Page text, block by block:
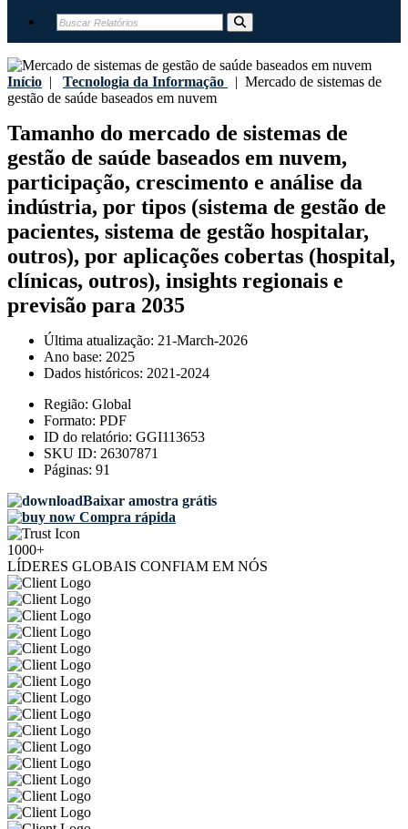
Início | Tecnologia da Informação | Mercado de sistemas de
gestão de saúde baseados em nuvem
Tamanho do mercado de sistemas de
gestão de saúde baseados em nuvem,
participação, crescimento e análise da
indústria, por tipos (sistema de gestão de
pacientes, sistema de gestão hospitalar,
outros), por aplicações cobertas (hospital,
clínicas, outros), insights regionais e
previsão para 2035
Última atualização: 21-March-2026
Ano base: 2025
Dados históricos: 2021-2024
Região: Global
Formato: PDF
ID do relatório: GGI113653
SKU ID: 26307871
Páginas: 91
Baixar amostra grátis
Compra rápida
1000+
LÍDERES GLOBAIS CONFIAM EM NÓS